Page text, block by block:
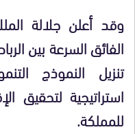
وقد أعلن جلالة
الفائق السرعة بين
تنزيل النموذج
استراتيجية لتحقيق
للمملكة.